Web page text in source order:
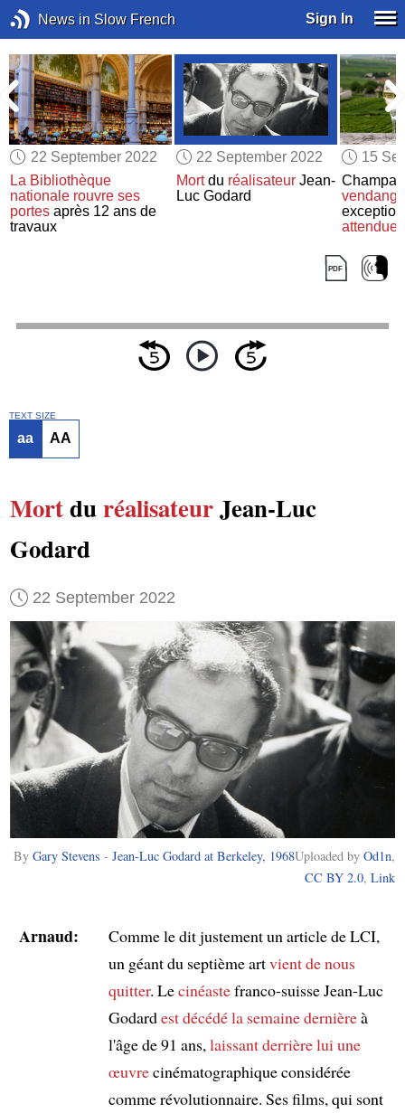
News in Slow French Sign In
22 September 2022
La Bibliothèque
nationale rouvre ses
portes après 12 ans de
travaux
22 September 2022
Mortdu réalisateurJean-
Luc Godard
15
attendues
TEXT SIZE
aa AA
MortduréalisateurJean-Luc
Godard
22 September 2022
ByGary Stevens -Jean-Luc Godard at Berkeley, 1968Uploaded byOd1n,
CC BY 2.0,Link
Arnaud:
Comme le dit justement un article de LCI,
un géant du septième artvient de nous
quitter. Lecinéastefranco-suisse Jean-Luc
Godardest décédéla semaine dernièreà
l'âge de 91 ans, laissant derrière lui une
œuvrecinématographique considérée
comme révolutionnaire. Ses films, qui sont